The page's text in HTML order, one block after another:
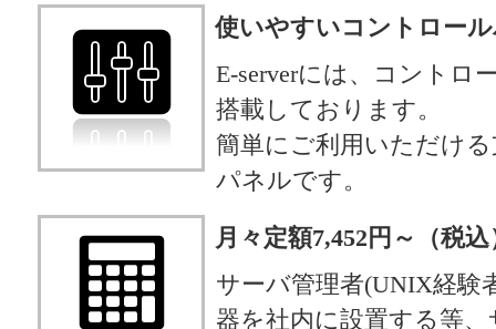
使いやすいコントロー
E-serverには、コントロ
搭載しております。
簡単にご利用いただけ
パネルです。
月々定額7,452円～（税込
サーバ管理者(UNIX経験
器を社内に設置する等